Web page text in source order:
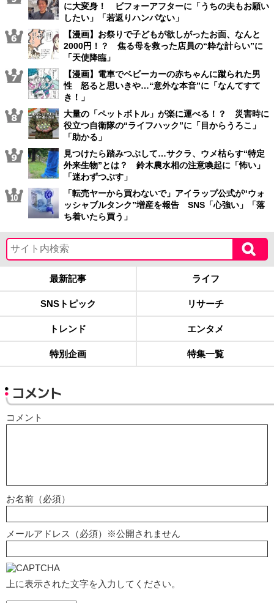
に大変身！ ビフォーアフターに「うちの夫もお願い
したい」「若返りハンパない」
【漫画】お祭りで子どもが欲しがったお面、なんと
2000円！？ 焦る母を救った店員の“粋な計らい”に
「天使降臨」
【漫画】電車でベビーカーの赤ちゃんに蹴られた男
性 怒ると思いきや…“意外な本音”に「なんてすて
き！」
大量の「ペットボトル」が楽に運べる！？ 災害時に
役立つ自衛隊の“ライフハック”に「目からうろこ」
「助かる」
見つけたら踏みつぶして…サクラ、ウメ枯らす“特定
外来生物”とは？ 鈴木農水相の注意喚起に「怖い」
「迷わずつぶす」
「転売ヤーから買わないで」アイラップ公式が“ウォ
ッシャブルタンク”増産を報告 SNS「心強い」「落
ち着いたら買う」
最新記事 ライフ
SNSトピック リサーチ
トレンド エンタメ
特別企画 特集一覧
コメント
コメント
お名前（必須）
メールアドレス（必須）※公開されません
上に表示された文字を入力してください。